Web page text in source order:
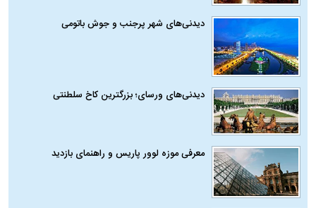
دیدنی‌های شهر پرجنب و جوش باتومی
دیدنی‌های ورسای؛ بزرگترین کاخ سلطنتی
معرفی موزه لوور پاریس و راهنمای بازدید